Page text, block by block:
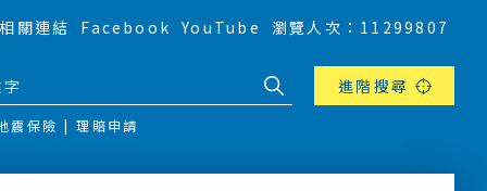
相關連結 Facebook YouTube 瀏覽人次：11299807
進階搜尋
震保險 理賠申請